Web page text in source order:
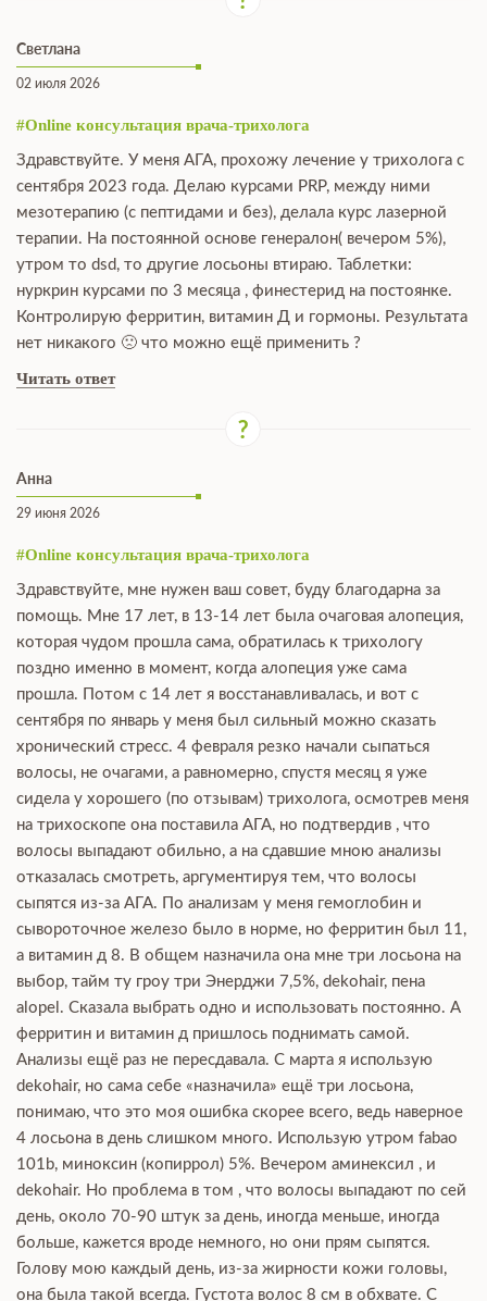
Светлана
02 июля 2026
#Online консультация врача-трихолога
Здравствуйте. У меня АГА, прохожу лечение у трихолога с
сентября 2023 года. Делаю курсами PRP, между ними
мезотерапию (с пептидами и без), делала курс лазерной
терапии. На постоянной основе генералон( вечером 5%),
утром то dsd, то другие лосьоны втираю. Таблетки:
нуркрин курсами по 3 месяца , финестерид на постоянке.
Контролирую ферритин, витамин Д и гормоны. Результата
нет никакого 🙁 что можно ещё применить ?
Читать ответ
Анна
29 июня 2026
#Online консультация врача-трихолога
Здравствуйте, мне нужен ваш совет, буду благодарна за
помощь. Мне 17 лет, в 13-14 лет была очаговая алопеция,
которая чудом прошла сама, обратилась к трихологу
поздно именно в момент, когда алопеция уже сама
прошла. Потом с 14 лет я восстанавливалась, и вот с
сентября по январь у меня был сильный можно сказать
хронический стресс. 4 февраля резко начали сыпаться
волосы, не очагами, а равномерно, спустя месяц я уже
сидела у хорошего (по отзывам) трихолога, осмотрев меня
на трихоскопе она поставила АГА, но подтвердив , что
волосы выпадают обильно, а на сдавшие мною анализы
отказалась смотреть, аргументируя тем, что волосы
сыпятся из-за АГА. По анализам у меня гемоглобин и
сывороточное железо было в норме, но ферритин был 11,
а витамин д 8. В общем назначила она мне три лосьона на
выбор, тайм ту гроу три Энерджи 7,5%, dekohair, пена
alopel. Сказала выбрать одно и использовать постоянно. А
ферритин и витамин д пришлось поднимать самой.
Анализы ещё раз не пересдавала. С марта я использую
dekohair, но сама себе «назначила» ещё три лосьона,
понимаю, что это моя ошибка скорее всего, ведь наверное
4 лосьона в день слишком много. Использую утром fabao
101b, миноксин (копиррол) 5%. Вечером аминексил , и
dekohair. Но проблема в том , что волосы выпадают по сей
день, около 70-90 штук за день, иногда меньше, иногда
больше, кажется вроде немного, но они прям сыпятся.
Голову мою каждый день, из-за жирности кожи головы,
она была такой всегда. Густота волос 8 см в обхвате. С